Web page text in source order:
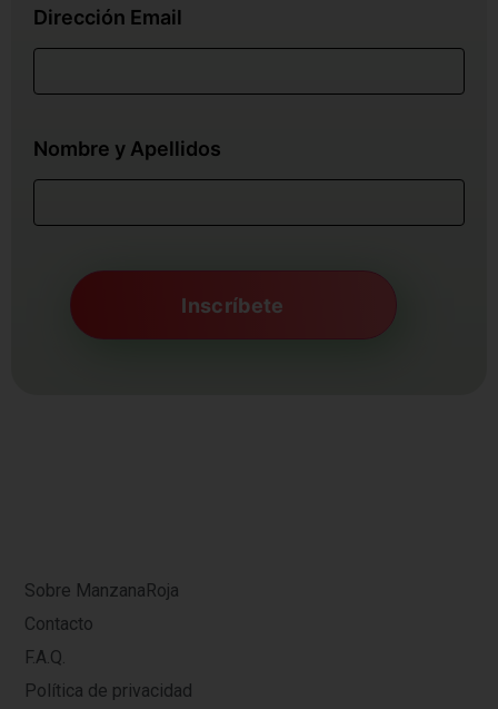
Dirección Email
Nombre y Apellidos
Sobre ManzanaRoja
Contacto
F.A.Q.
Política de privacidad